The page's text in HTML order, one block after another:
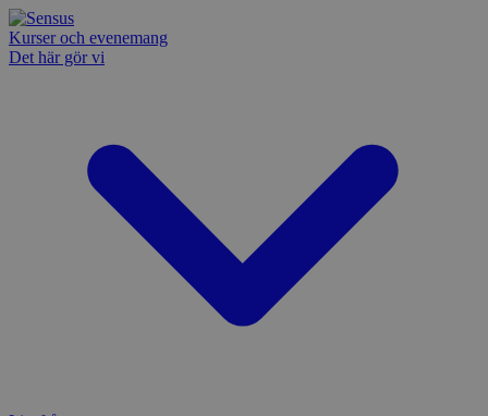
Kurser och evenemang
Det här gör vi